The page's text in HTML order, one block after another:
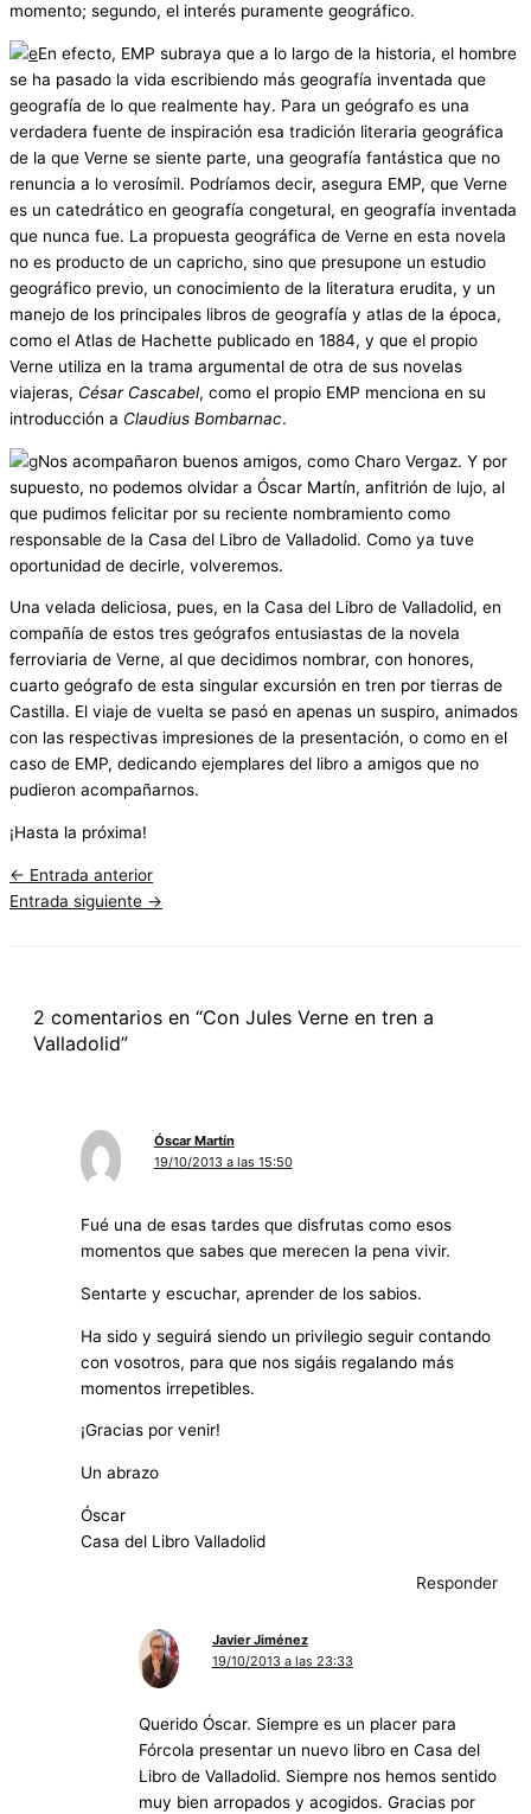
momento; segundo, el interés puramente geográfico.
En efecto, EMP subraya que a lo largo de la historia, el hombre
se ha pasado la vida escribiendo más geografía inventada que
geografía de lo que realmente hay. Para un geógrafo es una
verdadera fuente de inspiración esa tradición literaria geográfica
de la que Verne se siente parte, una geografía fantástica que no
renuncia a lo verosímil. Podríamos decir, asegura EMP, que Verne
es un catedrático en geografía congetural, en geografía inventada
que nunca fue. La propuesta geográfica de Verne en esta novela
no es producto de un capricho, sino que presupone un estudio
geográfico previo, un conocimiento de la literatura erudita, y un
manejo de los principales libros de geografía y atlas de la época,
como el Atlas de Hachette publicado en 1884, y que el propio
Verne utiliza en la trama argumental de otra de sus novelas
viajeras, César Cascabel, como el propio EMP menciona en su
introducción a Claudius Bombarnac.
Nos acompañaron buenos amigos, como Charo Vergaz. Y por
supuesto, no podemos olvidar a Óscar Martín, anfitrión de lujo, al
que pudimos felicitar por su reciente nombramiento como
responsable de la Casa del Libro de Valladolid. Como ya tuve
oportunidad de decirle, volveremos.
Una velada deliciosa, pues, en la Casa del Libro de Valladolid, en
compañía de estos tres geógrafos entusiastas de la novela
ferroviaria de Verne, al que decidimos nombrar, con honores,
cuarto geógrafo de esta singular excursión en tren por tierras de
Castilla. El viaje de vuelta se pasó en apenas un suspiro, animados
con las respectivas impresiones de la presentación, o como en el
caso de EMP, dedicando ejemplares del libro a amigos que no
pudieron acompañarnos.
¡Hasta la próxima!
← Entrada anterior
Entrada siguiente →
2 comentarios en “Con Jules Verne en tren a
Valladolid”
Óscar Martín
19/10/2013 a las 15:50
Fué una de esas tardes que disfrutas como esos
momentos que sabes que merecen la pena vivir.
Sentarte y escuchar, aprender de los sabios.
Ha sido y seguirá siendo un privilegio seguir contando
con vosotros, para que nos sigáis regalando más
momentos irrepetibles.
¡Gracias por venir!
Un abrazo
Óscar
Casa del Libro Valladolid
Responder
Javier Jiménez
19/10/2013 a las 23:33
Querido Óscar. Siempre es un placer para
Fórcola presentar un nuevo libro en Casa del
Libro de Valladolid. Siempre nos hemos sentido
muy bien arropados y acogidos. Gracias por